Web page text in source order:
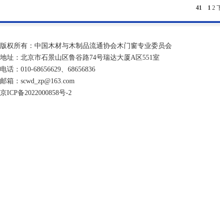
41 1 2
版权所有：中国木材与木制品流通协会木门窗专业委员会
地址：北京市石景山区鲁谷路74号瑞达大厦A区551室
电话：010-68656629、68656836
邮箱：scwd_zp@163.com
京ICP备2022000858号-2